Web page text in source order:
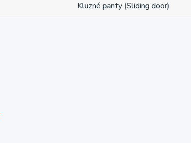
Kluzné panty (Sliding door)